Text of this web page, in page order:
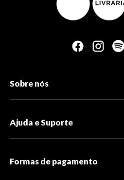
Sobre nós
Ajuda e Suporte
Formas de pagamento